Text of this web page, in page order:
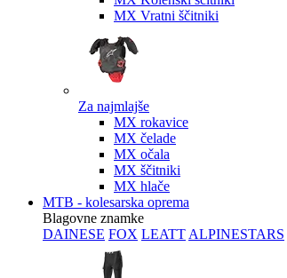
MX Vratni ščitniki
Za najmlajše
MX rokavice
MX čelade
MX očala
MX ščitniki
MX hlače
MTB - kolesarska oprema
Blagovne znamke
DAINESE FOX LEATT ALPINESTARS